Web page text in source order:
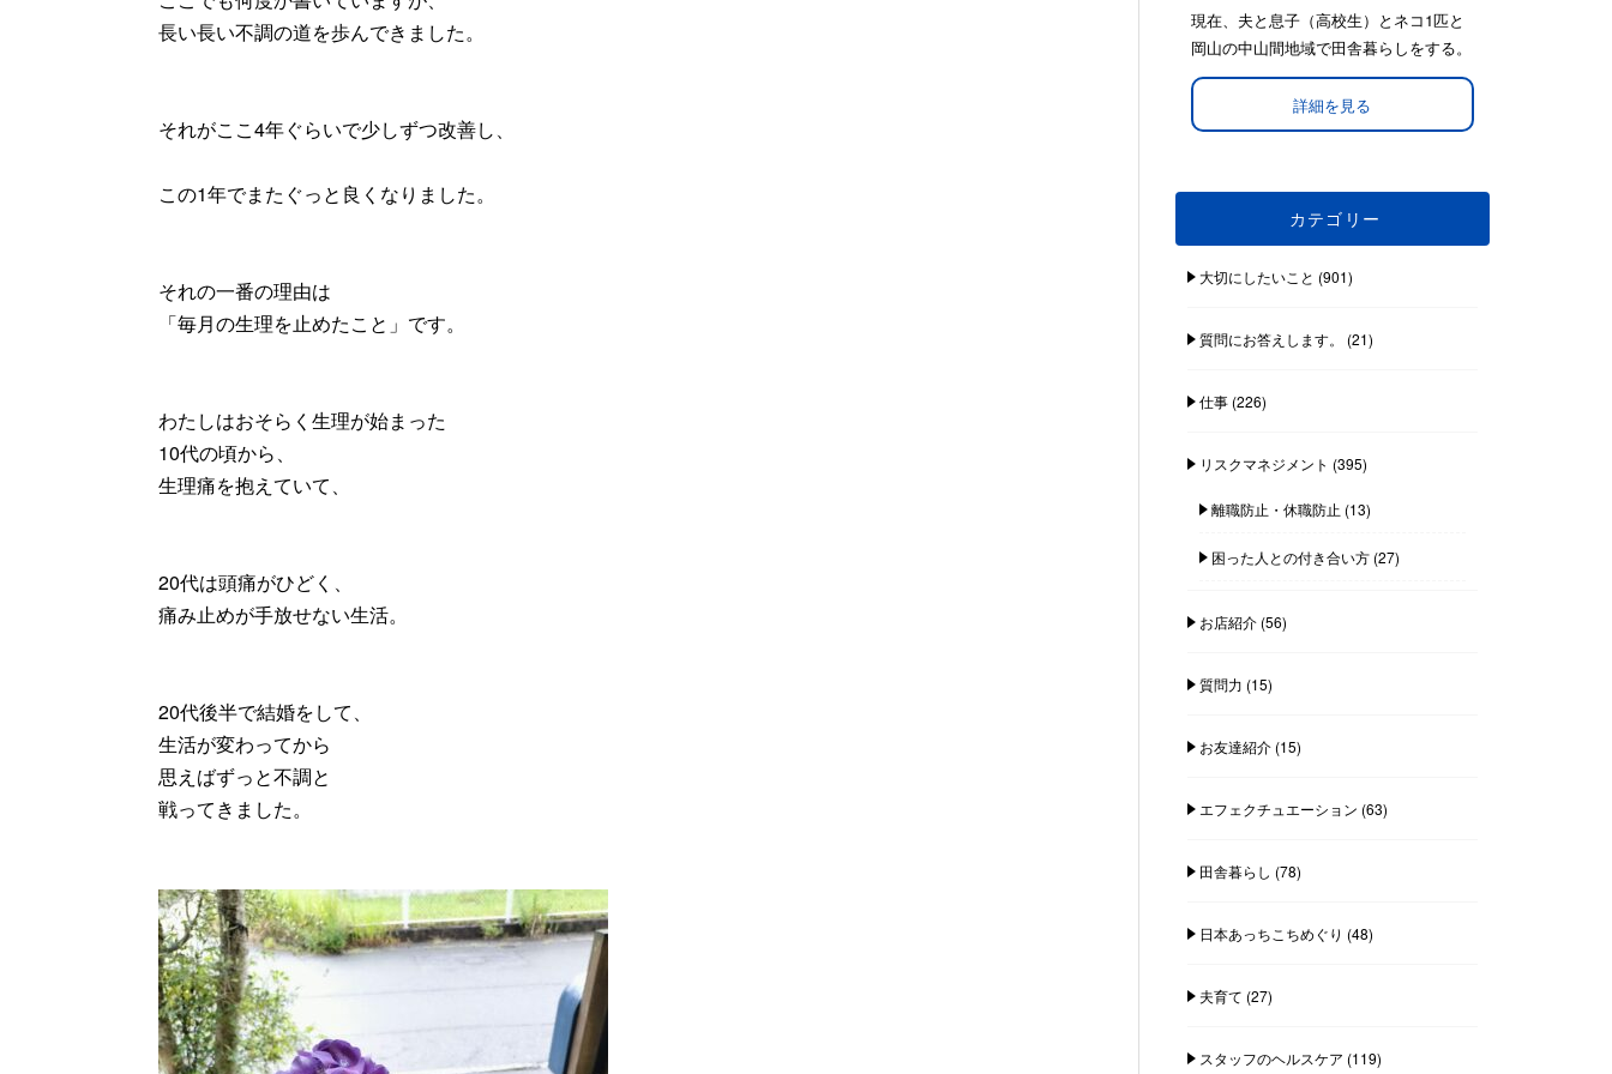
長い長い不調の道を歩んできました。
それがここ4年ぐらいで少しずつ改善し、
この1年でまたぐっと良くなりました。
それの一番の理由は
「毎月の生理を止めたこと」です。
わたしはおそらく生理が始まった
10代の頃から、
生理痛を抱えていて、
20代は頭痛がひどく、
痛み止めが手放せない生活。
20代後半で結婚をして、
生活が変わってから
思えばずっと不調と
戦ってきました。
現在、夫と息子（高校生）とネコ1匹と
岡山の中山間地域で田舎暮らしをする。
詳細を見る
カテゴリー
大切にしたいこと (901)
質問にお答えします。 (21)
仕事(226)
リスクマネジメント (395)
離職防止・休職防止 (13)
困った人との付き合い方(27)
お店紹介(56)
質問力 (15)
お友達紹介(15)
エフェクチュエーション (63)
田舎暮らし (78)
日本あっちこちめぐり (48)
夫育て (27)
スタッフのヘルスケア (119)